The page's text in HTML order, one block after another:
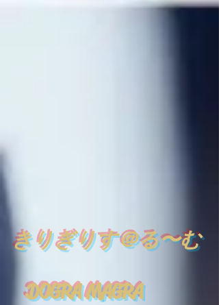
きりぎりす＠る〜む
DOGRA MAGRA